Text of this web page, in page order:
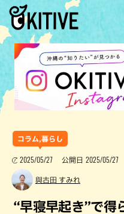
コラム,暮らし
2025/05/27 公開日 2025/05/27
與古田 すみれ
“早寝早起き”で得